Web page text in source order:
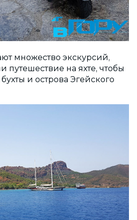
множество экскурсий,
на яхте, чтобы
и острова Эгейского